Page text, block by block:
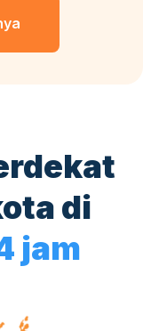
di
jam